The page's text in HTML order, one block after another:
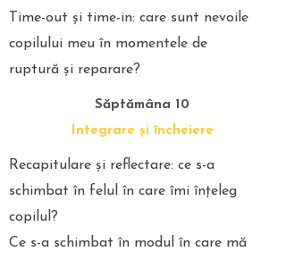
Time-out și time-in: care sunt nevoile
copilului meu în momentele de
ruptură și reparare?
Săptămâna 10
Integrare și încheiere
Recapitulare și reflectare: ce s-a
schimbat în felul în care îmi înțeleg
copilul?
Ce s-a schimbat în modul în care mă